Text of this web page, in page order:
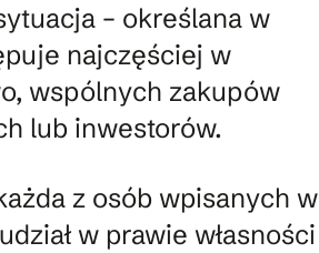
– określana w
najczęściej w
wspólnych zakupów
lub inwestorów.
z osób wpisanych w
w prawie własności